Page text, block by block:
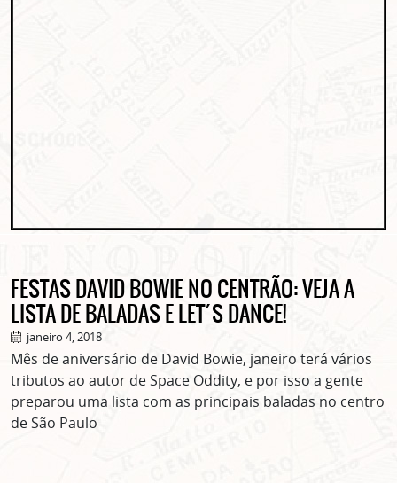
FESTAS DAVID BOWIE NO CENTRÃO: VEJA A
LISTA DE BALADAS E LET´S DANCE!
janeiro 4, 2018
Mês de aniversário de David Bowie, janeiro terá vários
tributos ao autor de Space Oddity, e por isso a gente
preparou uma lista com as principais baladas no centro
de São Paulo